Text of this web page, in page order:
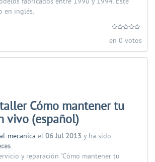
en inglés.
en 0 votos
Cómo mantener tu
vivo (español)
mecanica el 06 Jul 2013 y ha sido
.
y reparación "Cómo mantener tu